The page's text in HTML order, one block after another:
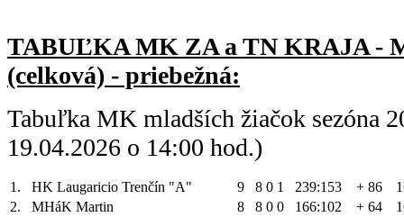
TABUĽKA MK ZA a TN KRAJA -
(celková) - priebežná:
Tabuľka MK mladších žiačok sezóna
19.04.2026 o 14:00 hod.)
1. HK Laugaricio Trenčín "A" 9 8 0 1 239:153 + 86
2.
MHáK Martin 8 8 0 0 166:102 + 64